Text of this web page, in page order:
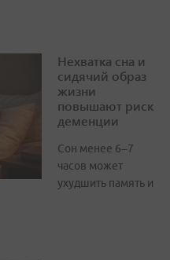
Нехватка сна и
сидячий образ
жизни
повышают риск
деменции
Сон менее 6–7
часов может
ухудшить память и